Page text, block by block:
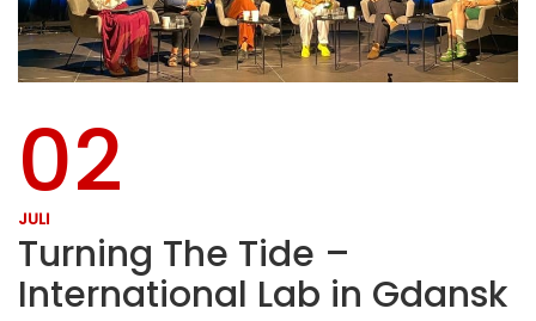
02
JULI
Turning The Tide –
International Lab in Gdansk